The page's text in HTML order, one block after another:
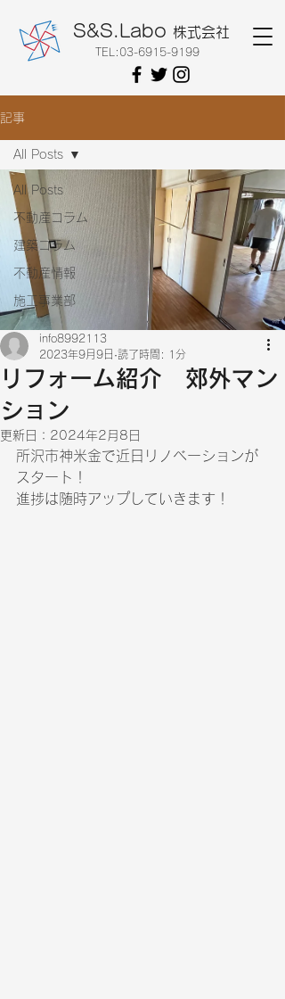
S&S.Labo 株式会社
TEL: 03-6915-9199
記事
All Posts
不動産コラム
建築コラム
不動産情報
施工事業部
All Posts
リフォーム紹介 郊外マン
ション
info8992113
2023年9月9日 読了時間: 1分
更新日： 2024年2月8日
所沢市神米金で近日リノベーションが
スタート！
進捗は随時アップしていきます！